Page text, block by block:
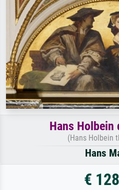
Hans Holbein
(Hans Holbein
Hans
€